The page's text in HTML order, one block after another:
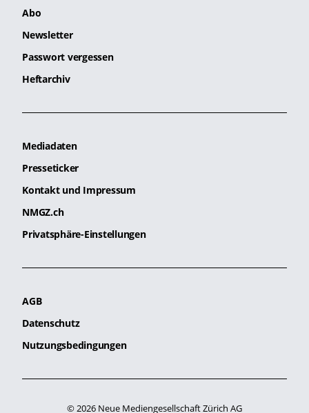
Abo
Newsletter
Passwort vergessen
Heftarchiv
Mediadaten
Presseticker
Kontakt und Impressum
NMGZ.ch
Privatsphäre-Einstellungen
AGB
Datenschutz
Nutzungsbedingungen
© 2026 Neue Mediengesellschaft Zürich AG